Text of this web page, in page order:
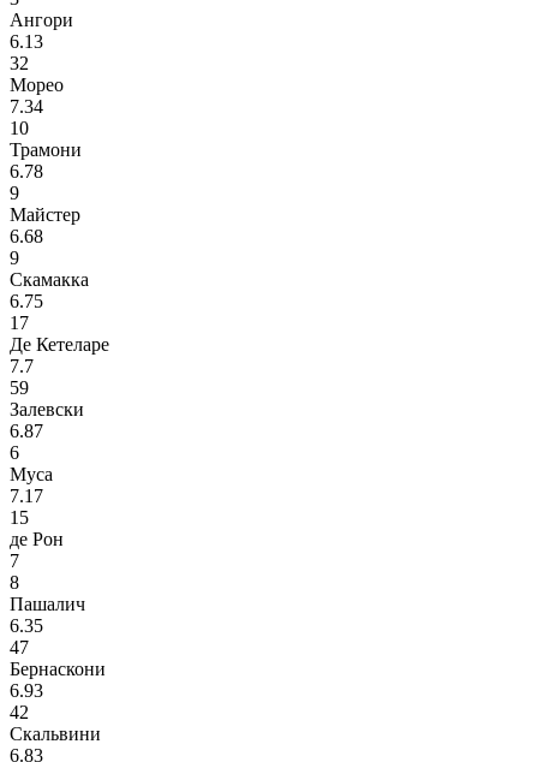
Ангори
6.13
32
Морео
7.34
10
Трамони
6.78
9
Майстер
6.68
9
Скамакка
6.75
17
Де Кетеларе
7.7
59
Залевски
6.87
6
Муса
7.17
15
де Рон
7
8
Пашалич
6.35
47
Бернаскони
6.93
42
Скальвини
6.83